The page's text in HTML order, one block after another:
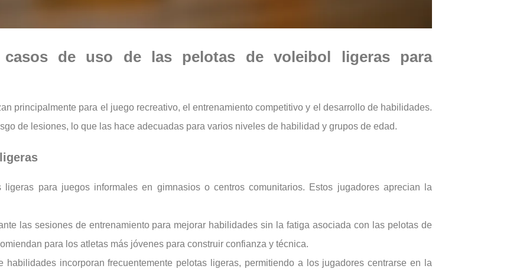
de uso de las pelotas de voleibol ligeras para
principalmente para el juego recreativo, el entrenamiento competitivo y el desarrollo de habilidades.
de lesiones, lo que las hace adecuadas para varios niveles de habilidad y grupos de edad.
para juegos informales en gimnasios o centros comunitarios. Estos jugadores aprecian la
las sesiones de entrenamiento para mejorar habilidades sin la fatiga asociada con las pelotas de
para los atletas más jóvenes para construir confianza y técnica.
incorporan frecuentemente pelotas ligeras, permitiendo a los jugadores centrarse en la